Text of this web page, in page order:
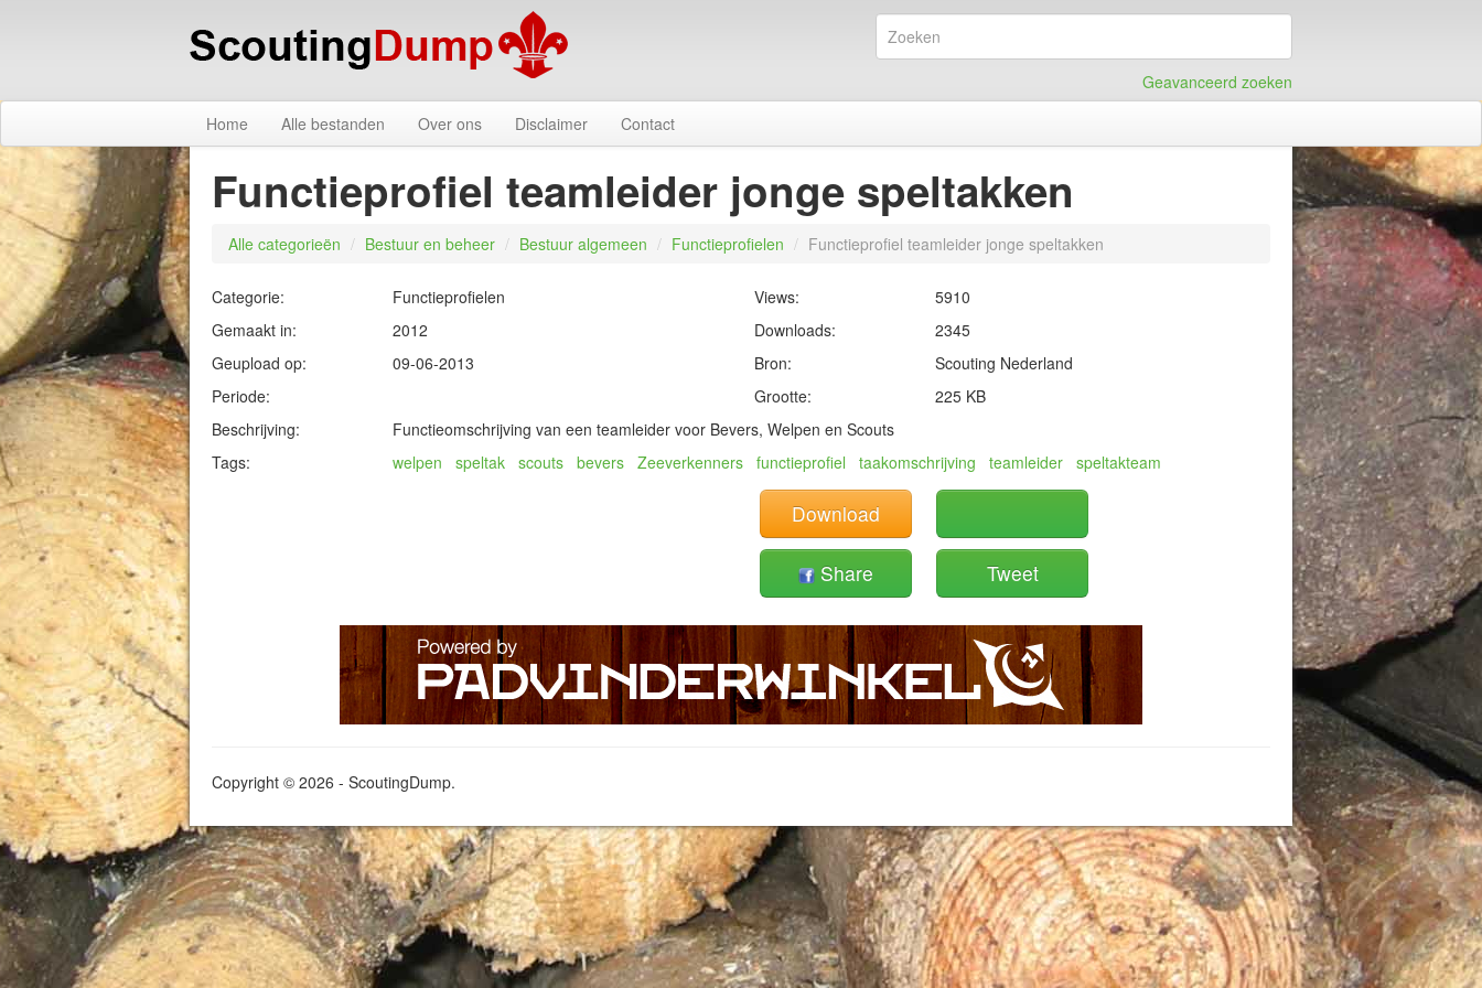
Geavanceerd zoeken
Home
Alle bestanden Over ons Disclaimer Contact
Functieprofiel teamleider jonge speltakken
Alle categorieën / Bestuur en beheer / Bestuur algemeen / Functieprofielen / Functieprofiel teamleider jonge speltakken
Categorie: Functieprofielen Views:
5910
Gemaakt in:
2012 Downloads:
2345
Geupload op:
09-06-2013 Bron:
Scouting Nederland
Periode:
Grootte:
225 KB
Beschrijving:
Functieomschrijving van een teamleider voor Bevers, Welpen en Scouts
Tags:
welpen speltak scouts bevers Zeeverkenners functieprofiel taakomschrijving teamleider speltakteam
Download
Share Tweet
Copyright © 2026 - ScoutingDump.